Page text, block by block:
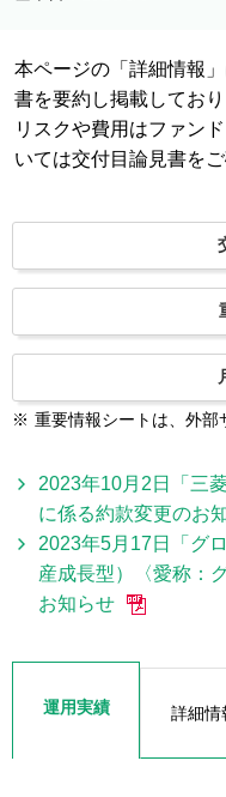
本ページの「詳細情報
書を要約し掲載しており
リスクや費用はファン
いては交付目論見書をご
※ 重要情報シートは、外部
2023年10月2日「三
に係る約款変更のお
2023年5月17日「グ
産成長型）〈愛称：
お知らせ
運用実績 詳細情